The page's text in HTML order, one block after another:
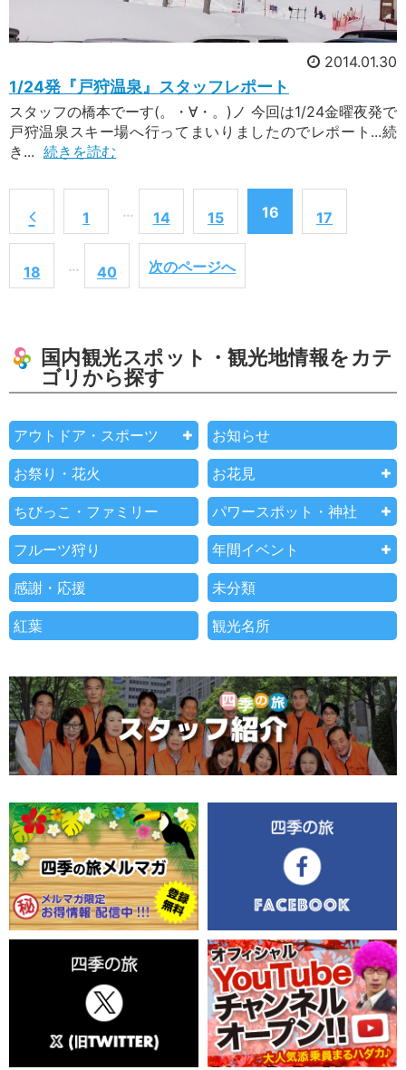
2014.01.30
1/24発『戸狩温泉』スタッフレポート
スタッフの橋本でーす(。・∀・。)ノ 今回は1/24金曜夜発で
戸狩温泉スキー場へ行ってまいりましたのでレポート...続
き... 続きを読む
1 … 14 15 16 17
18 … 40 次のページへ
国内観光スポット・観光地情報をカテ
ゴリから探す
アウトドア・スポーツ お知らせ
お祭り・花火 お花見
ちびっこ・ファミリー パワースポット・神社
フルーツ狩り 年間イベント
感謝・応援 未分類
紅葉 観光名所